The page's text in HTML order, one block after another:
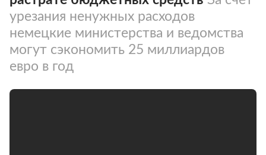
урезания ненужных расходов
немецкие министерства и ведомства
могут сэкономить 25 миллиардов
евро в год